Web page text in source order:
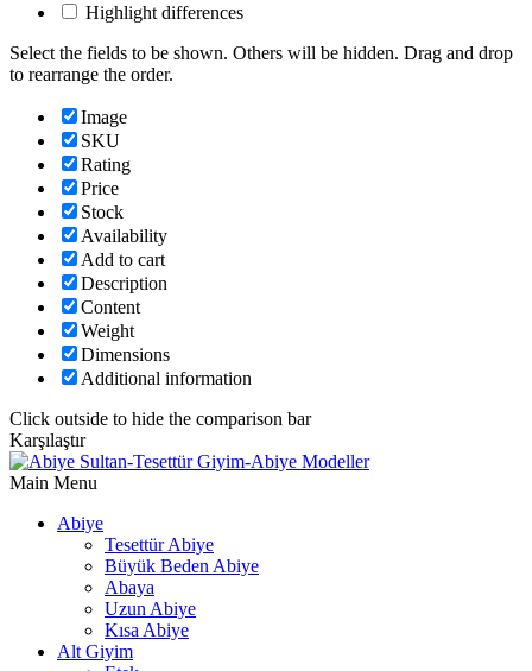
Highlight differences
Select the fields to be shown. Others will be hidden. Drag and drop
to rearrange the order.
Image
SKU
Rating
Price
Stock
Availability
Add to cart
Description
Content
Weight
Dimensions
Additional information
Click outside to hide the comparison bar
Karşılaştır
Main Menu
Abiye
Tesettür Abiye
Büyük Beden Abiye
Abaya
Uzun Abiye
Kısa Abiye
Alt Giyim